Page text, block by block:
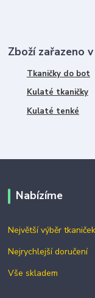
Zboží zařazeno
Tkaničky do bot
Kulaté tkaničky
Kulaté tenké
Nabízíme
Největší výběr
Nejrychlejší doručení
Vše skladem